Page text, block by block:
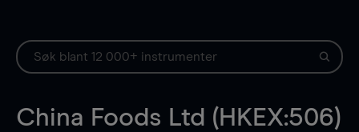
China Foods Ltd (HKEX:506)